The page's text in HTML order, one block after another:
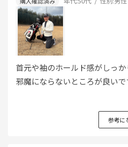
首元や袖のホールド感がしっ
邪魔にならないところが良いで
参考に